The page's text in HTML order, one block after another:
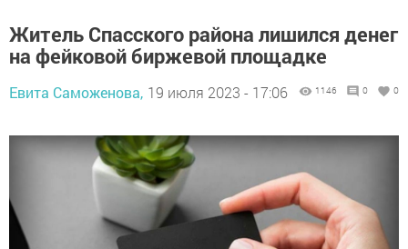
Житель Спасского района лишился денег
на фейковой биржевой площадке
Евита Саможенова, 19 июля 2023 - 17:06 1146 0 0